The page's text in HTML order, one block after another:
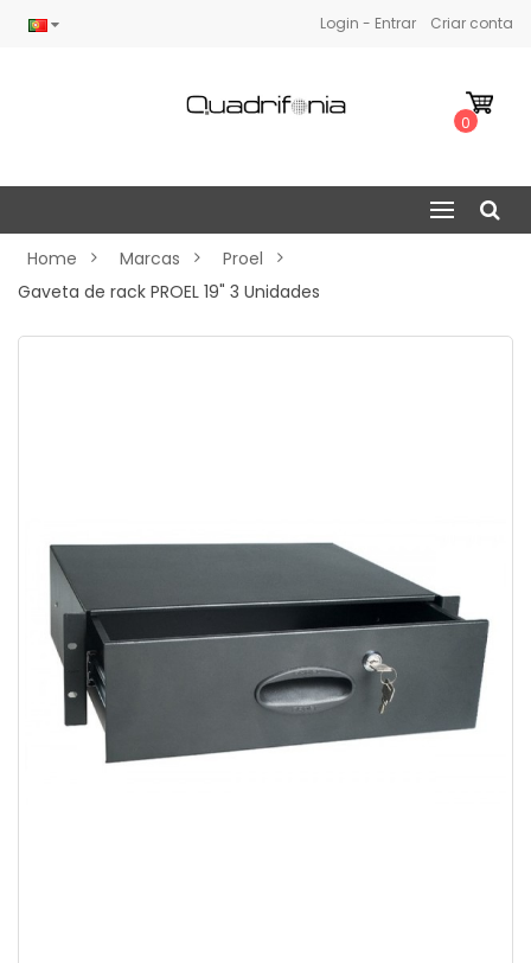
Login - Entrar Criar conta
0
Home Marcas
Proel
Gaveta de rack PROEL 19" 3 Unidades